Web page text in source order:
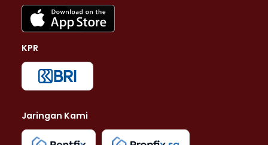
KPR
Jaringan Kami